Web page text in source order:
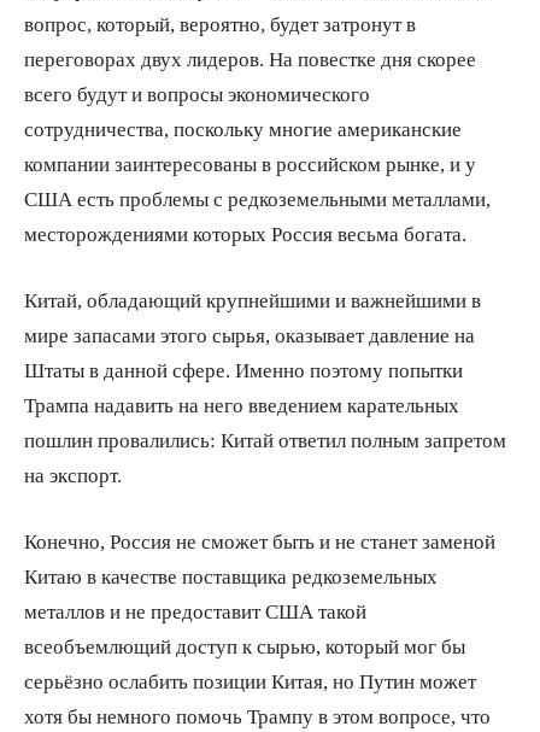
вопрос, который, вероятно, будет затронут в
переговорах двух лидеров. На повестке дня скорее
всего будут и вопросы экономического
сотрудничества, поскольку многие американские
компании заинтересованы в российском рынке, и у
США есть проблемы с редкоземельными металлами,
месторождениями которых Россия весьма богата.
Китай, обладающий крупнейшими и важнейшими в
мире запасами этого сырья, оказывает давление на
Штаты в данной сфере. Именно поэтому попытки
Трампа надавить на него введением карательных
пошлин провалились: Китай ответил полным запретом
на экспорт.
Конечно, Россия не сможет быть и не станет заменой
Китаю в качестве поставщика редкоземельных
металлов и не предоставит США такой
всеобъемлющий доступ к сырью, который мог бы
серьёзно ослабить позиции Китая, но Путин может
хотя бы немного помочь Трампу в этом вопросе, что